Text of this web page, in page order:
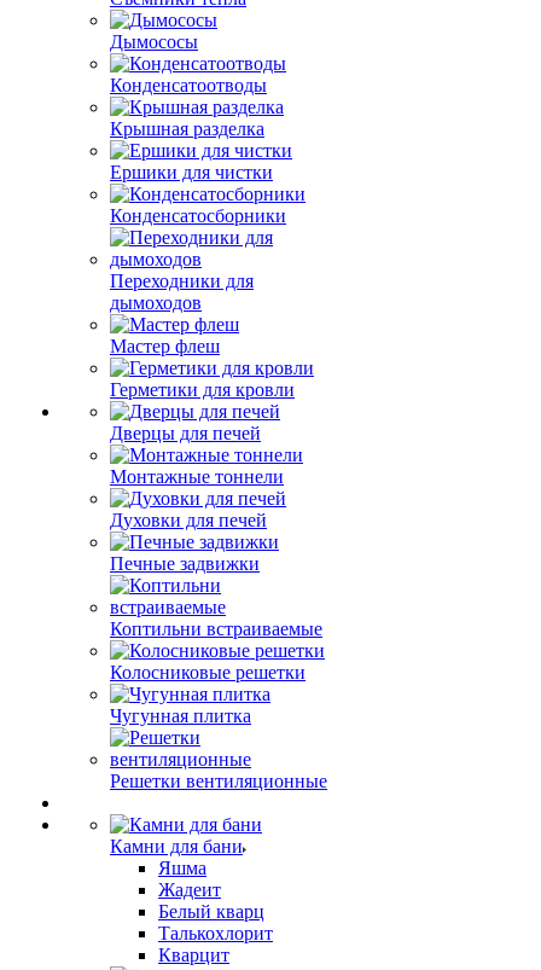
Дымососы
Конденсатоотводы
Крышная разделка
Ершики для чистки
Конденсатосборники
Переходники для
дымоходов
Мастер флеш
Герметики для кровли
Дверцы для печей
Монтажные тоннели
Духовки для печей
Печные задвижки
Коптильни встраиваемые
Колосниковые решетки
Чугунная плитка
Решетки вентиляционные
Камни для бани
Яшма
Жадеит
Белый кварц
Талькохлорит
Кварцит